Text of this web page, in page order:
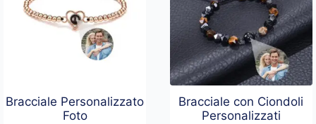
Bracciale Personalizzato
Foto
Bracciale con Ciondoli
Personalizzati